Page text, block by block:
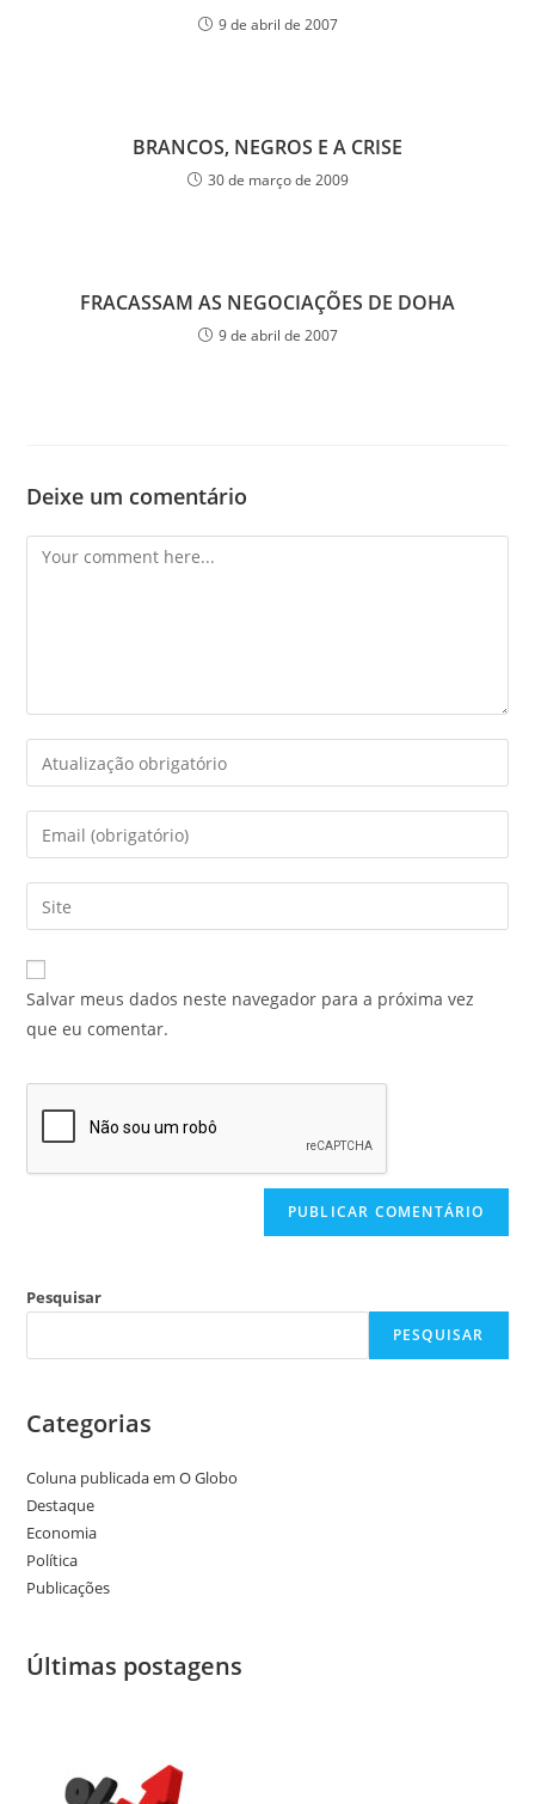
9 de abril de 2007
BRANCOS, NEGROS E A CRISE
30 de março de 2009
FRACASSAM AS NEGOCIAÇÕES DE DOHA
9 de abril de 2007
Deixe um comentário
Salvar meus dados neste navegador para a próxima vez
que eu comentar.
Pesquisar
PESQUISAR
Categorias
Coluna publicada em O Globo
Destaque
Economia
Política
Publicações
Últimas postagens